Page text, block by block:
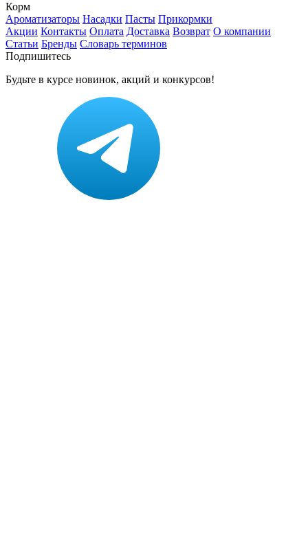
Корм
Ароматизаторы Насадки Пасты Прикормки
Акции Контакты Оплата Доставка Возврат О компании
Статьи Бренды Словарь терминов
Подпишитесь
Будьте в курсе новинок, акций и конкурсов!